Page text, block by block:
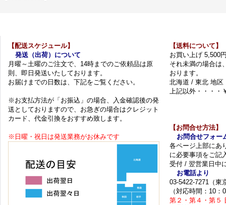
【配送スケジュール】
発送（出荷）について
月曜～土曜のご注文で、14時までのご依頼品は原
則、即日発送いたしております。
お届けまでの日数は、下記をご覧ください。
※お支払方法が「お振込」の場合、入金確認後の発
送としておりますので、お急ぎの場合はクレジット
カード、代金引換をおすすめ致します。
※日曜・祝日は発送業務がお休みです
【送料について】
お買い上げ 5,500
それ未満の場合は
おります。
北海道 / 東北 地区
上記以外・・・・
【お問合せ方法】
お問合せフォー
各ページ上部にあ
に必要事項をご記
受付 / 翌営業日中
お電話より
03-5422-7271（東
（対応時間：10：
第２・第４・第５